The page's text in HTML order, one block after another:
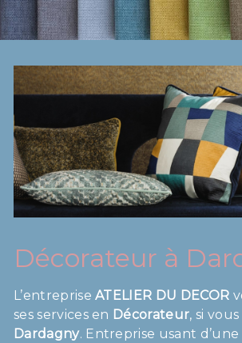
Décorateur à
L’entrepriseATELIER DU DECOR
ses services en Décorateur, si
Dardagny. Entreprise usant